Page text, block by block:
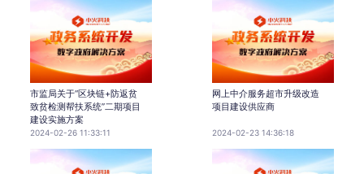
市监局关于“区块链+防返贫
致贫检测帮扶系统”二期项目
建设实施方案
2024-02-26 11:33:11
网上中介服务超市升级改造
项目建设供应商
2024-02-23 14:36:18